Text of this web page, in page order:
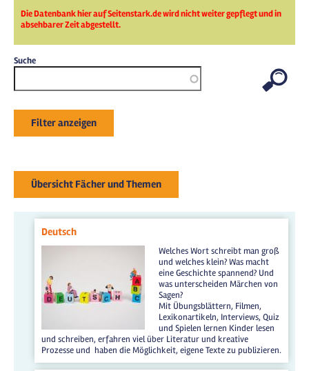
Die Datenbank hier auf Seitenstark.de wird nicht weiter gepflegt und in
absehbarer Zeit abgestellt.
Suche
Filter anzeigen
Übersicht Fächer und Themen
Deutsch
Welches Wort schreibt man groß
und welches klein? Was macht
eine Geschichte spannend? Und
was unterscheiden Märchen von
Sagen?
Mit Übungsblättern, Filmen,
Lexikonartikeln, Interviews, Quiz
und Spielen lernen Kinder lesen
und schreiben, erfahren viel über Literatur und kreative
Prozesse und haben die Möglichkeit, eigene Texte zu publizieren.